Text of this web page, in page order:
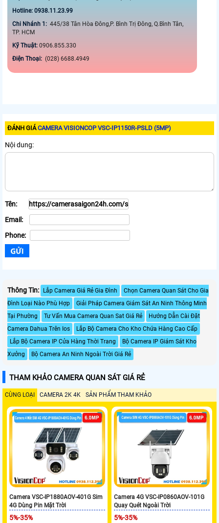
Hotline: 0938.11.23.99
Chi Nhánh 1: 445/38 Tân Hòa Đông,P. Bình Trị Đông, Q.Bình Tân,
TP. HCM
Kỹ Thuật: 0906.855.330
Điện Thoại: (028) 6688.4949
ĐÁNH GIÁCAMERA VISIONCOP VSC-IP1150R-PSLD (5MP)
Nội dung:
Tên:
Email:
Phone:
Thông Tin: Lắp Camera Giá Rẻ Gia Đình
Chọn Camera Quan Sát Cho Gia
Đình Loại Nào Phù Hợp
Giải Pháp Camera Giám Sát An Ninh Thông Minh
Tại Phường
Tư Vấn Mua Camera Quan Sat Giá Rẻ
Hướng Dẫn Cài Đặt
Camera Dahua Trên Ios
Lắp Bộ Camera Cho Kho Chứa Hàng Cao Cấp
Lắp Bộ Camera IP Cửa Hàng Thời Trang
Bộ Camera IP Giám Sát Kho
Xưởng
Bộ Camera An Ninh Ngoài Trời Giá Rẻ
THAM KHẢO CAMERA QUAN SÁT GIÁ RẺ
CÙNG LOẠI CAMERA 2K 4K SẢN PHẨM THAM KHẢO
Camera VSC-IP1880AOV-401G Sim
4G Dùng Pin Mặt Trời
5%-35%
Camera 4G VSC-IP0860AOV-101G
Quay Quét Ngoài Trời
5%-35%